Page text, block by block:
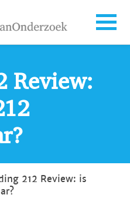
Review:
212 Review: is